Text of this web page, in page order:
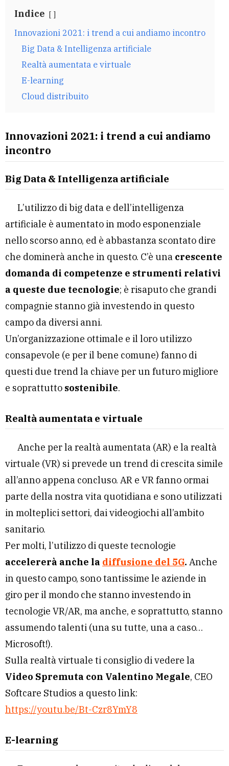
Indice
Innovazioni 2021: i trend a cui andiamo incontro
Big Data & Intelligenza artificiale
Realtà aumentata e virtuale
E-learning
Cloud distribuito
Innovazioni 2021: i trend a cui andiamo
incontro
Big Data & Intelligenza artificiale
L’utilizzo di big data e dell’intelligenza
artificiale è aumentato in modo esponenziale
nello scorso anno, ed è abbastanza scontato dire
che dominerà anche in questo. C’è una crescente
domanda di competenze e strumenti relativi
a queste due tecnologie; è risaputo che grandi
compagnie stanno già investendo in questo
campo da diversi anni.
Un’organizzazione ottimale e il loro utilizzo
consapevole (e per il bene comune) fanno di
questi due trend la chiave per un futuro migliore
e soprattutto sostenibile.
Realtà aumentata e virtuale
Anche per la realtà aumentata (AR) e la realtà
virtuale (VR) si prevede un trend di crescita simile
all’anno appena concluso. AR e VR fanno ormai
parte della nostra vita quotidiana e sono utilizzati
in molteplici settori, dai videogiochi all’ambito
sanitario.
Per molti, l’utilizzo di queste tecnologie
accelererà anche la diffusione del 5G. Anche
in questo campo, sono tantissime le aziende in
giro per il mondo che stanno investendo in
tecnologie VR/AR, ma anche, e soprattutto, stanno
assumendo talenti (una su tutte, una a caso…
Microsoft!).
Sulla realtà virtuale ti consiglio di vedere la
Video Spremuta con Valentino Megale, CEO
Softcare Studios a questo link:
https://youtu.be/Bt-Czr8YmY8
E-learning